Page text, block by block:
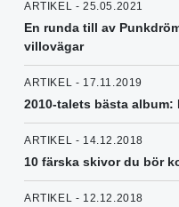
ARTIKEL - 25.05.2021
En runda till av
villovägar
ARTIKEL - 17.11.2019
2010-talets bästa album:
ARTIKEL - 14.12.2018
10 färska skivor du bör
ARTIKEL - 12.12.2018